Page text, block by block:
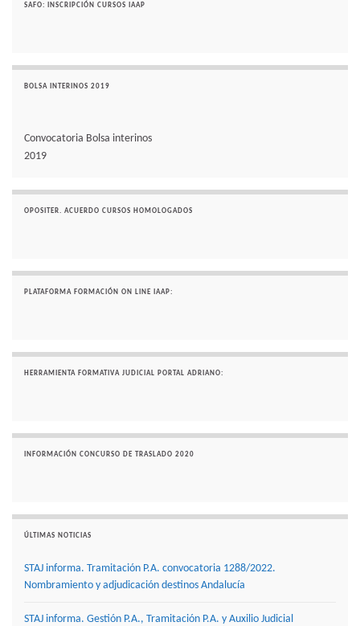
SAFO: INSCRIPCIÓN CURSOS IAAP
BOLSA INTERINOS 2019
Convocatoria Bolsa interinos
2019
OPOSITER. ACUERDO CURSOS HOMOLOGADOS
PLATAFORMA FORMACIÓN ON LINE IAAP:
HERRAMIENTA FORMATIVA JUDICIAL PORTAL ADRIANO:
INFORMACIÓN CONCURSO DE TRASLADO 2020
ÚLTIMAS NOTICIAS
STAJ informa. Tramitación P.A. convocatoria 1288/2022.
Nombramiento y adjudicación destinos Andalucía
STAJ informa. Gestión P.A., Tramitación P.A. y Auxilio Judicial